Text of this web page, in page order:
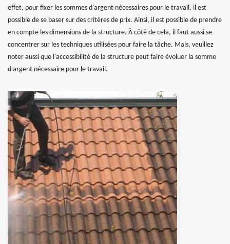
effet, pour fixer les sommes d'argent nécessaires pour le travail, il est
possible de se baser sur des critères de prix. Ainsi, il est possible de prendre
en compte les dimensions de la structure. À côté de cela, il faut aussi se
concentrer sur les techniques utilisées pour faire la tâche. Mais, veuillez
noter aussi que l'accessibilité de la structure peut faire évoluer la somme
d'argent nécessaire pour le travail.